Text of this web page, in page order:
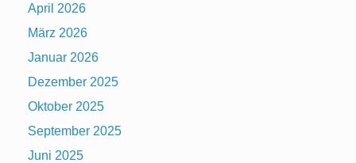
April 2026
März 2026
Januar 2026
Dezember 2025
Oktober 2025
September 2025
Juni 2025